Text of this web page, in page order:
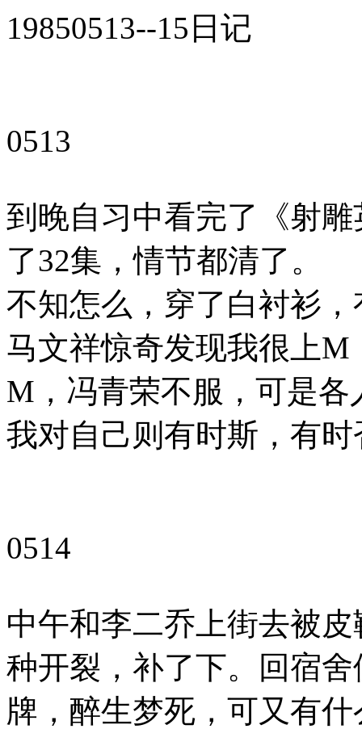
19850513--15日记
0513
到晚自习中看完了《射
了32集，情节都清了。
不知怎么，穿了白衬衫
马文祥惊奇发现我很上
M，冯青荣不服，可是各
我对自己则有时斯，有
0514
中午和李二乔上街去被
种开裂，补了下。回宿
牌，醉生梦死，可又有